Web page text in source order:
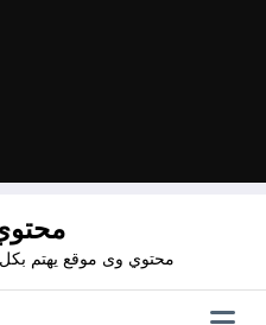
محتوي وى موقع يهتم